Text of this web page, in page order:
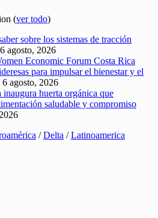
(ver todo)
sobre los sistemas de tracción
agosto, 2026
Economic Forum Costa Rica
para impulsar el bienestar y el
6 agosto, 2026
huerta orgánica que
saludable y compromiso
/Delta /Latinoamerica